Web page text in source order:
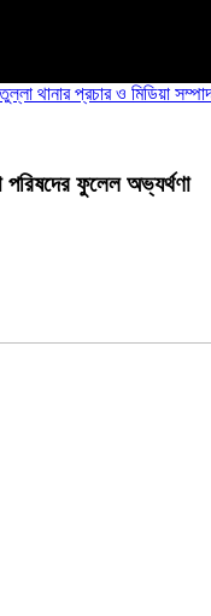
প্রচার ও মিডিয়া সম্পাদক
পরিষদের ফুলেল অভ্যর্থণা